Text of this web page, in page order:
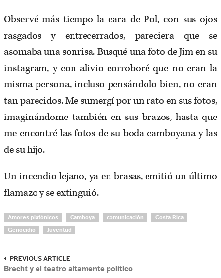
Observé más tiempo la cara de Pol, con sus ojos
rasgados y entrecerrados, pareciera que se
asomaba una sonrisa. Busqué una foto de Jim en su
instagram, y con alivio corroboré que no eran la
misma persona, incluso pensándolo bien, no eran
tan parecidos. Me sumergí por un rato en sus fotos,
imaginándome también en sus brazos, hasta que
me encontré las fotos de su boda camboyana y las
de su hijo.
Un incendio lejano, ya en brasas, emitió un último
flamazo y se extinguió.
Amores platónicos Camboya comunicación Costa Rica
Genocidio Juventud
PREVIOUS ARTICLE
Brecht y el teatro altamente político